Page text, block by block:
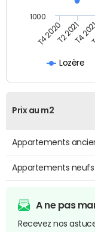
Lozère
T4 2020T2 2021
T4
1000
Prix au m2
Appartements
Appartements neufs
A ne pas
Recevez nos